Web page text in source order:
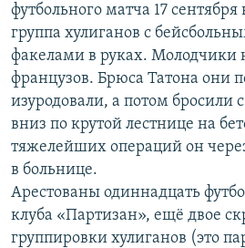
футбольного матча 17 сентября
группа хулиганов с
факелами в руках. Молодчики
французов. Брюса Татона они
изуродовали, а потом бросили
вниз по крутой лестнице на
тяжелейших операций он
в больнице.
Арестованы одиннадцать
клуба «Партизан», ещё двое
группировки хулиганов (это